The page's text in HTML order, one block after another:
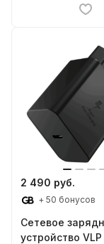
2 490 руб.
+ 50 бонусов
Сетевое
устройство